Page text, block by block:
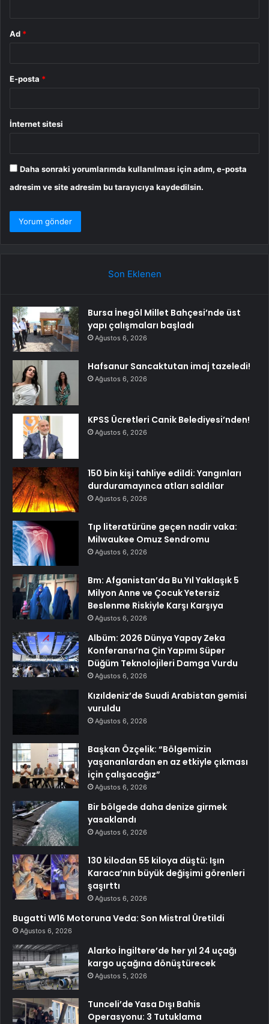
Ad *
E-posta *
İnternet sitesi
Daha sonraki yorumlarımda kullanılması için adım, e-posta
adresim ve site adresim bu tarayıcıya kaydedilsin.
Son Eklenen
Bursa İnegöl Millet Bahçesi’nde üst
yapı çalışmaları başladı
Ağustos 6, 2026
Hafsanur Sancaktutan imaj tazeledi!
Ağustos 6, 2026
KPSS Ücretleri Canik Belediyesi’nden!
Ağustos 6, 2026
150 bin kişi tahliye edildi: Yangınları
durduramayınca atları saldılar
Ağustos 6, 2026
Tıp literatürüne geçen nadir vaka:
Milwaukee Omuz Sendromu
Ağustos 6, 2026
Bm: Afganistan’da Bu Yıl Yaklaşık 5
Milyon Anne ve Çocuk Yetersiz
Beslenme Riskiyle Karşı Karşıya
Ağustos 6, 2026
Albüm: 2026 Dünya Yapay Zeka
Konferansı’na Çin Yapımı Süper
Düğüm Teknolojileri Damga Vurdu
Ağustos 6, 2026
Kızıldeniz’de Suudi Arabistan gemisi
vuruldu
Ağustos 6, 2026
Başkan Özçelik: “Bölgemizin
yaşananlardan en az etkiyle çıkması
için çalışacağız”
Ağustos 6, 2026
Bir bölgede daha denize girmek
yasaklandı
Ağustos 6, 2026
130 kilodan 55 kiloya düştü: Işın
Karaca’nın büyük değişimi görenleri
şaşırttı
Ağustos 6, 2026
Bugatti W16 Motoruna Veda: Son Mistral Üretildi
Ağustos 6, 2026
Alarko İngiltere’de her yıl 24 uçağı
kargo uçağına dönüştürecek
Ağustos 5, 2026
Tunceli’de Yasa Dışı Bahis
Operasyonu: 3 Tutuklama